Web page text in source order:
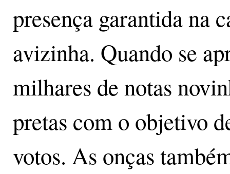
presença garantida na
avizinha. Quando se
milhares de notas
pretas com o objetivo
votos. As onças